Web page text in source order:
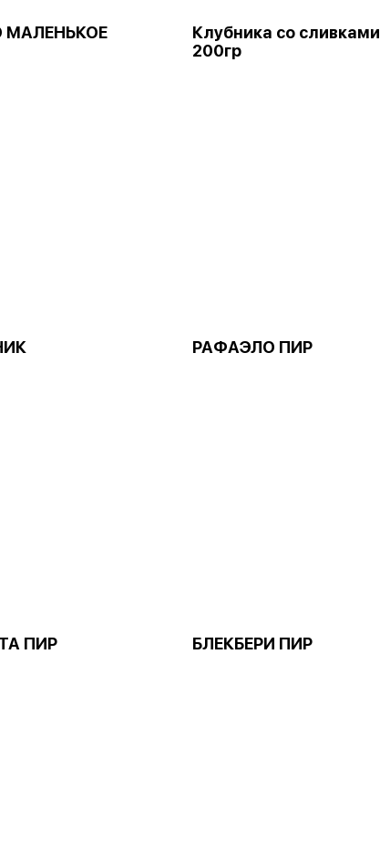
Клубника со сливками
200гр
РАФАЭЛО ПИР
ПИР БЛЕКБЕРИ ПИР